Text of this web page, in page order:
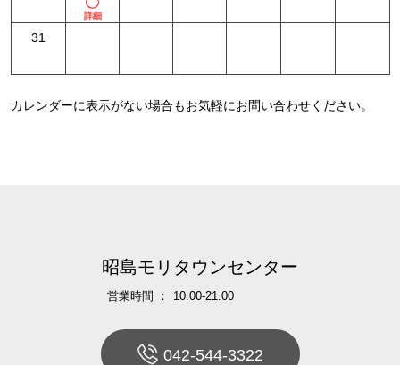
詳細
31
カレンダーに表示がない場合もお気軽にお問い合わせください。
昭島モリタウンセンター
営業時間 ： 10:00-21:00
042-544-3322